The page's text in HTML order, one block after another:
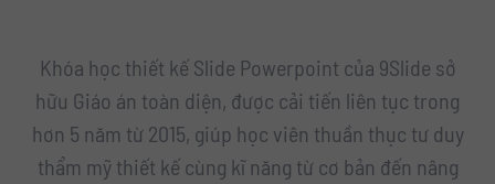
Khóa học thiết kế Slide Powerpoint của 9Slide sở
hữu Giáo án toàn diện, được cải tiến liên tục trong
hơn 5 năm từ 2015, giúp học viên thuần thục tư duy
thẩm mỹ thiết kế cùng kĩ năng từ cơ bản đến nâng